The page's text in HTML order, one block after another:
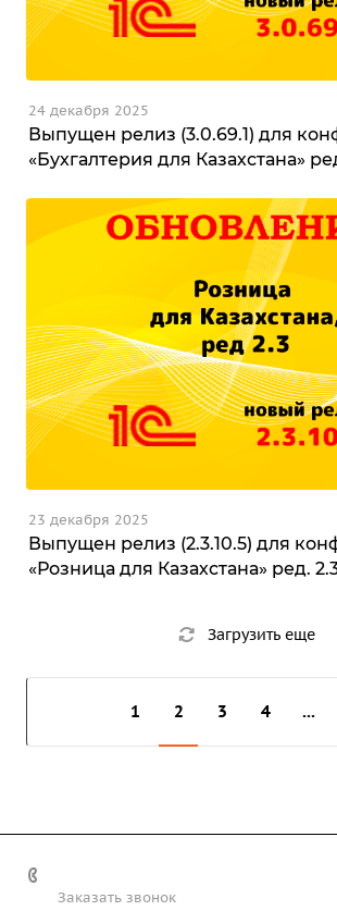
Выпущен релиз (3.0.69.1) для
«Бухгалтерия для Казахстана»
24 декабря 2025
Выпущен релиз (2.3.10.5) для
«Розница для Казахстана» ред.
23 декабря 2025
Загрузить еще
1 2 3 4 ...
Заказать звонок